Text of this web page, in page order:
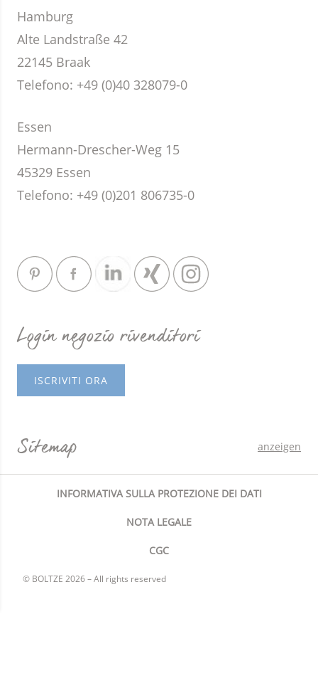
Hamburg
Alte Landstraße 42
22145 Braak
Telefono: +49 (0)40 328079-0
Essen
Hermann-Drescher-Weg 15
45329 Essen
Telefono: +49 (0)201 806735-0
Login negozio rivenditori
ISCRIVITI ORA
Sitemap anzeigen
© BOLTZE 2026 – All rights reserved
INFORMATIVA SULLA PROTEZIONE DEI DATI
NOTA LEGALE
CGC